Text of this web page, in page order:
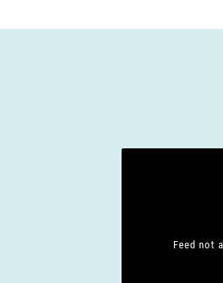
r
Feed not